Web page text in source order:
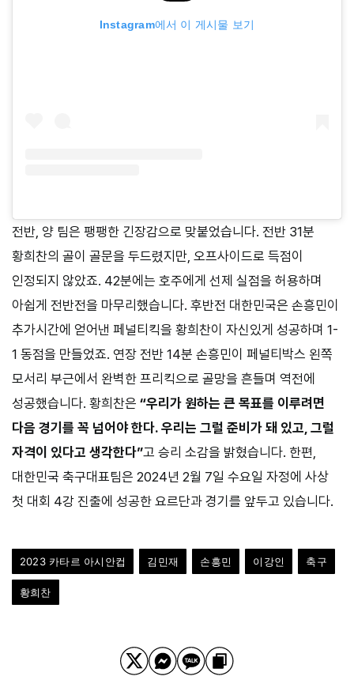
Instagram에서 이 게시물 보기
전반, 양 팀은 팽팽한 긴장감으로 맞붙었습니다. 전반 31분
황희찬의 골이 골문을 두드렸지만, 오프사이드로 득점이
인정되지 않았죠. 42분에는 호주에게 선제 실점을 허용하며
아쉽게 전반전을 마무리했습니다. 후반전 대한민국은 손흥민이
추가시간에 얻어낸 페널티킥을 황희찬이 자신있게 성공하며 1-
1 동점을 만들었죠. 연장 전반 14분 손흥민이 페널티박스 왼쪽
모서리 부근에서 완벽한 프리킥으로 골망을 흔들며 역전에
성공했습니다. 황희찬은 “우리가 원하는 큰 목표를 이루려면
다음 경기를 꼭 넘어야 한다. 우리는 그럴 준비가 돼 있고, 그럴
자격이 있다고 생각한다”고 승리 소감을 밝혔습니다. 한편,
대한민국 축구대표팀은 2024년 2월 7일 수요일 자정에 사상
첫 대회 4강 진출에 성공한 요르단과 경기를 앞두고 있습니다.
2023 카타르 아시안컵 김민재 손흥민 이강인 축구
황희찬